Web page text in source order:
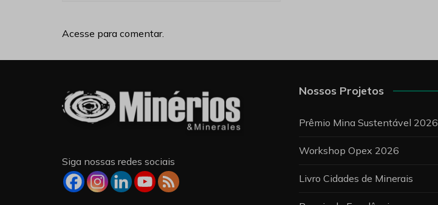
Acesse para comentar.
Siga nossas redes sociais
Nossos Projetos
Prêmio Mina Sustentável 2026
Workshop Opex 2026
Livro Cidades de Minerais